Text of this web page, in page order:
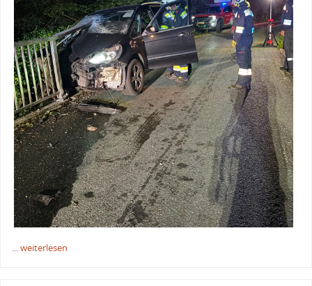
... weiterlesen